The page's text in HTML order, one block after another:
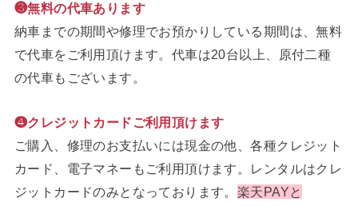
❸無料の代車あります
納車までの期間や修理でお預かりしている期間は、無料
で代車をご利用頂けます。代車は20台以上、原付二種
の代車もございます。
❹クレジットカードご利用頂けます
ご購入、修理のお支払いには現金の他、各種クレジット
カード、電子マネーもご利用頂けます。レンタルはクレ
ジットカードのみとなっております。 楽天PAYと